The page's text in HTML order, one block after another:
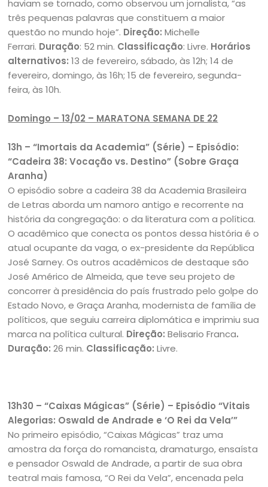
haviam se tornado, como observou um jornalista, “as
três pequenas palavras que constituem a maior
questão no mundo hoje”. Direção: Michelle
Ferrari. Duração: 52 min. Classificação: Livre. Horários
alternativos: 13 de fevereiro, sábado, às 12h; 14 de
fevereiro, domingo, às 16h; 15 de fevereiro, segunda-
feira, às 10h.
Domingo – 13/02 – MARATONA SEMANA DE 22
13h – “Imortais da Academia” (Série) – Episódio:
“Cadeira 38: Vocação vs. Destino” (Sobre Graça
Aranha)
O episódio sobre a cadeira 38 da Academia Brasileira
de Letras aborda um namoro antigo e recorrente na
história da congregação: o da literatura com a política.
O acadêmico que conecta os pontos dessa história é o
atual ocupante da vaga, o ex-presidente da República
José Sarney. Os outros acadêmicos de destaque são
José Américo de Almeida, que teve seu projeto de
concorrer à presidência do país frustrado pelo golpe do
Estado Novo, e Graça Aranha, modernista de família de
políticos, que seguiu carreira diplomática e imprimiu sua
marca na política cultural. Direção:Belisario Franca.
Duração: 26 min. Classificação: Livre.
13h30 – “Caixas Mágicas” (Série) – Episódio “Vitais
Alegorias: Oswald de Andrade e ‘O Rei da Vela’”
No primeiro episódio, “Caixas Mágicas” traz uma
amostra da força do romancista, dramaturgo, ensaísta
e pensador Oswald de Andrade, a partir de sua obra
teatral mais famosa, “O Rei da Vela”, encenada pela